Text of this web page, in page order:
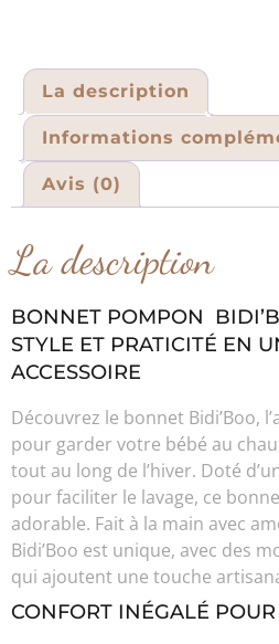
La description
Informations
Avis (0)
La description
BONNET POMPON
STYLE ET PRATICITÉ EN
ACCESSOIRE
Découvrez le bonnet Bidi’Boo,
pour garder votre bébé au
tout au long de l’hiver. Doté
pour faciliter le lavage, ce
adorable. Fait à la main avec
Bidi’Boo est unique, avec des
qui ajoutent une touche
CONFORT INÉGALÉ